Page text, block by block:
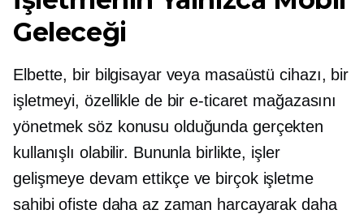
Geleceği
Elbette, bir bilgisayar veya masaüstü cihazı, bir
işletmeyi, özellikle de bir e-ticaret mağazasını
yönetmek söz konusu olduğunda gerçekten
kullanışlı olabilir. Bununla birlikte, işler
gelişmeye devam ettikçe ve birçok işletme
sahibi ofiste daha az zaman harcayarak daha